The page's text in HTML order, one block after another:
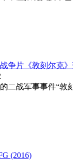
争片《敦刻尔克
二战军事事件“敦
(2016)